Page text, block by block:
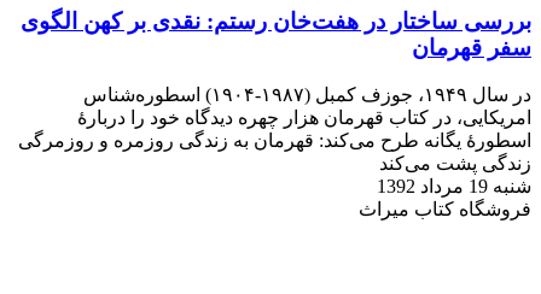
بررسی ساختار در هفت‌خان رستم: نقدی بر کهن الگوی
سفر قهرمان
در سال ۱۹۴۹، جوزف کمبل (۱۹۸۷-۱۹۰۴) اسطوره‌شناس
امریکایی، در کتاب قهرمان هزار چهره دیدگاه خود را دربارهٔ
اسطورهٔ یگانه طرح می‌کند: قهرمان به زندگی روزمره و روزمرگی
زندگی پشت می‌‌کند
شنبه 19 مرداد 1392
فروشگاه کتاب میراث